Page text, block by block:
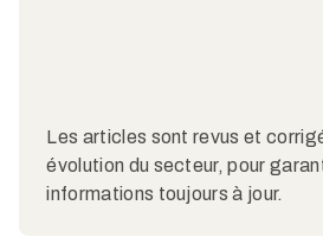
Les articles sont revus et
évolution du secteur, pour
informations toujours à jour.